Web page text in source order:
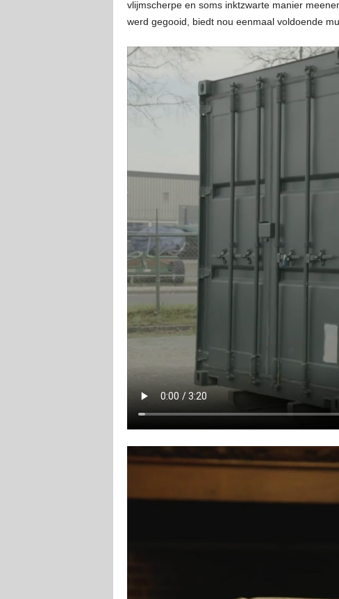
vlijmscherpe en soms inktzwarte manier
werd gegooid, biedt nou eenmaal voldoende